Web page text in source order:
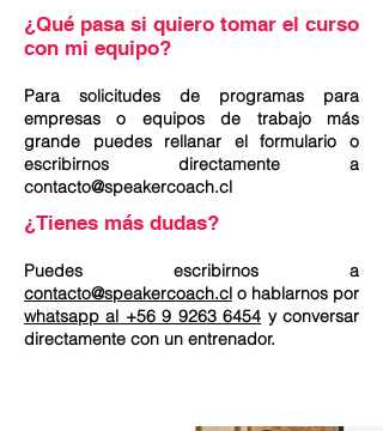
¿Qué pasa si quiero tomar el curso
con mi equipo?
Para solicitudes de programas para
empresas o equipos de trabajo más
grande puedes rellanar el formulario o
escribirnos directamente a
contacto@speakercoach.cl
¿Tienes más dudas?
Puedes escribirnos a
contacto@speakercoach.cl o hablarnos por
whatsapp al +56 9 9263 6454 y conversar
directamente con un entrenador.